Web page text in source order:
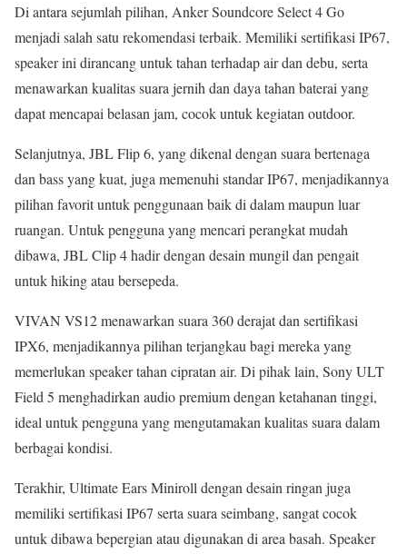
Di antara sejumlah pilihan, Anker Soundcore Select 4 Go
menjadi salah satu rekomendasi terbaik. Memiliki sertifikasi IP67,
speaker ini dirancang untuk tahan terhadap air dan debu, serta
menawarkan kualitas suara jernih dan daya tahan baterai yang
dapat mencapai belasan jam, cocok untuk kegiatan outdoor.
Selanjutnya, JBL Flip 6, yang dikenal dengan suara bertenaga
dan bass yang kuat, juga memenuhi standar IP67, menjadikannya
pilihan favorit untuk penggunaan baik di dalam maupun luar
ruangan. Untuk pengguna yang mencari perangkat mudah
dibawa, JBL Clip 4 hadir dengan desain mungil dan pengait
untuk hiking atau bersepeda.
VIVAN VS12 menawarkan suara 360 derajat dan sertifikasi
IPX6, menjadikannya pilihan terjangkau bagi mereka yang
memerlukan speaker tahan cipratan air. Di pihak lain, Sony ULT
Field 5 menghadirkan audio premium dengan ketahanan tinggi,
ideal untuk pengguna yang mengutamakan kualitas suara dalam
berbagai kondisi.
Terakhir, Ultimate Ears Miniroll dengan desain ringan juga
memiliki sertifikasi IP67 serta suara seimbang, sangat cocok
untuk dibawa bepergian atau digunakan di area basah. Speaker